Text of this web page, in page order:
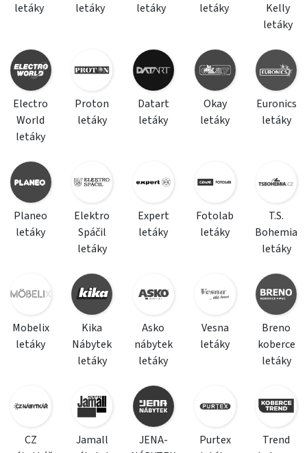
letáky
letáky
letáky
letáky
Kelly
letáky
Electro
World
letáky
Proton
letáky
Datart
letáky
Okay
letáky
Euronics
letáky
Planeo
letáky
Elektro
Spáčil
letáky
Expert
letáky
Fotolab
letáky
T.S.
Bohemia
letáky
Mobelix
letáky
Kika
Nábytek
letáky
Asko
nábytek
letáky
Vesna
letáky
Breno
koberce
letáky
CZ
Jamall
JENA-
Purtex
Trend